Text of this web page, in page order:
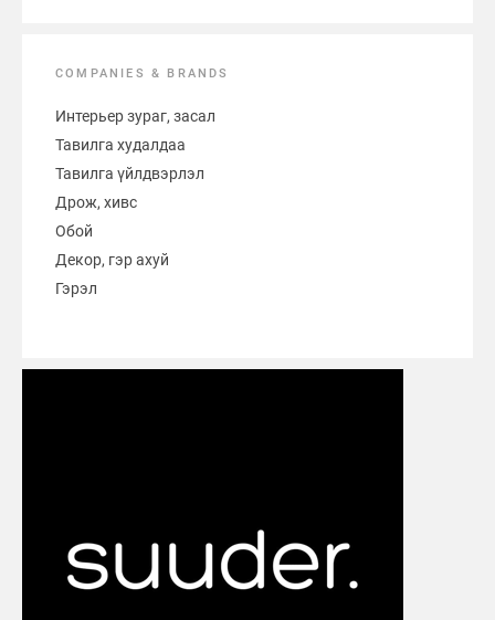
COMPANIES & BRANDS
Интерьер зураг, засал
Тавилга худалдаа
Тавилга үйлдвэрлэл
Дрож, хивс
Обой
Декор, гэр ахуй
Гэрэл